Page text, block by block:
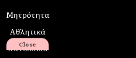
Μητρότητα
Αθλητικά
Κατοικίδια
Close